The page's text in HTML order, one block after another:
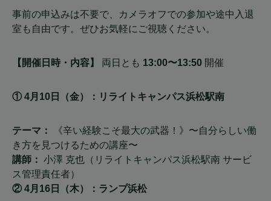
事前の申込みは不要で、カメラオフでの参加や途中入退
室も自由です。ぜひお気軽にご視聴ください。
【開催日時・内容】 両日とも 13:00〜13:50 開催
① 4月10日（金）：リライトキャンパス浜松駅南
テーマ：
《辛い経験こそ最大の武器！》〜自分らしい働
き方を見つけるための講座〜
講師： 小澤 克也（リライトキャンパス浜松駅南 サービ
ス管理責任者）
② 4月16日（木）：ランプ浜松